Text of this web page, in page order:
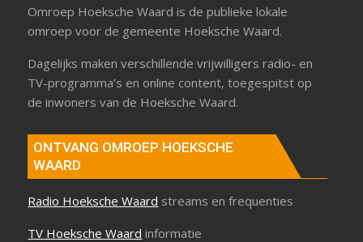
Omroep Hoeksche Waard is de publieke lokale
omroep voor de gemeente Hoeksche Waard.
Dagelijks maken verschillende vrijwilligers radio- en
TV-programma’s en online content, toegespitst op
de inwoners van de Hoeksche Waard.
ONTVANG OMROEP HOEKSCHE
WAARD
Radio Hoeksche Waard streams en frequenties
TV Hoeksche Waard informatie